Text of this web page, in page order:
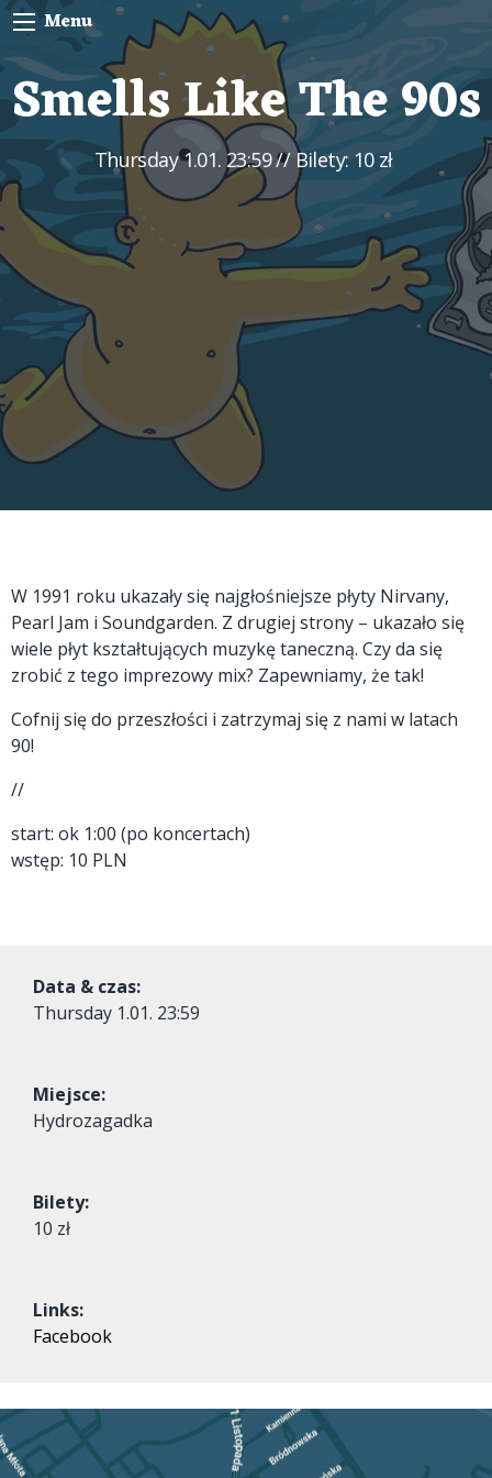
Menu
Smells Like The 90s
Thursday1.01. 23:59// Bilety: 10 zł
W 1991 roku ukazały się najgłośniejsze płyty Nirvany,
Pearl Jam i Soundgarden. Z drugiej strony – ukazało się
wiele płyt kształtujących muzykę taneczną. Czy da się
zrobić z tego imprezowy mix? Zapewniamy, że tak!
Cofnij się do przeszłości i zatrzymaj się z nami w latach
90!
//
start: ok 1:00 (po koncertach)
wstęp: 10 PLN
Data & czas:
Thursday 1.01. 23:59
Miejsce:
Hydrozagadka
Bilety:
10 zł
Links:
Facebook